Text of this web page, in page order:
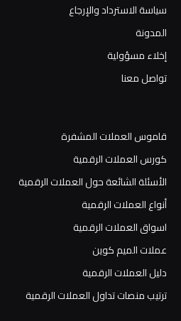
سياسة الاسترداد والإرجاع
المدونة
إخلاء مسؤولية
تواصل معنا
قاموس العملات المشفرة
كورس العملات الرقمية
الأسئلة الشائعة حول العملات الرقمية
أنواع العملات الرقمية
اسواق العملات الرقمية
عملات الميم كوين
دليل العملات الرقمية
ترتيب منصات تداول العملات الرقمية